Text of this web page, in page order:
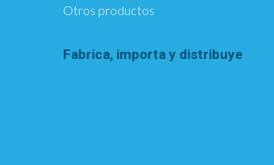
Otros productos
Fabrica, importa y distribuye